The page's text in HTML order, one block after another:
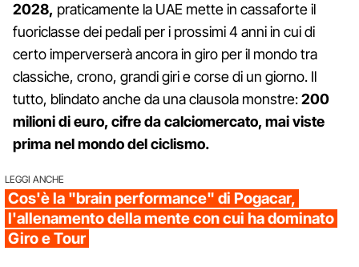
2028, praticamente la UAE mette in cassaforte il
fuoriclasse dei pedali per i prossimi 4 anni in cui di
certo imperverserà ancora in giro per il mondo tra
classiche, crono, grandi giri e corse di un giorno. Il
tutto, blindato anche da una clausola monstre:200
milioni di euro, cifre da calciomercato, mai viste
prima nel mondo del ciclismo.
LEGGI ANCHE
Cos'è la "brain performance" di Pogacar,
l'allenamento della mente con cui ha dominato
Giro e Tour